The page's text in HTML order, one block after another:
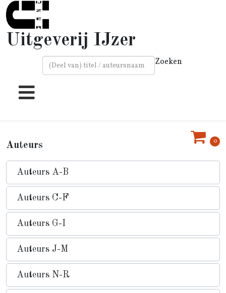
Uitgeverij IJzer
Zoeken
0
Auteurs
Auteurs A-B
Auteurs C-F
Auteurs G-I
Auteurs J-M
Auteurs N-R